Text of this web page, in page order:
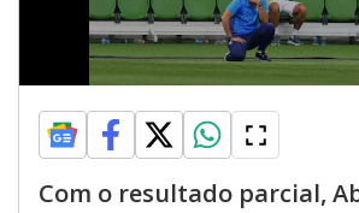
Com o resultado parcial,